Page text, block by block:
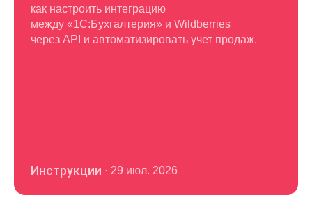
как настроить интеграцию
между «1С:Бухгалтерия» и Wildberries
через API и автоматизировать учет продаж.
Инструкции · 29 июл. 2026